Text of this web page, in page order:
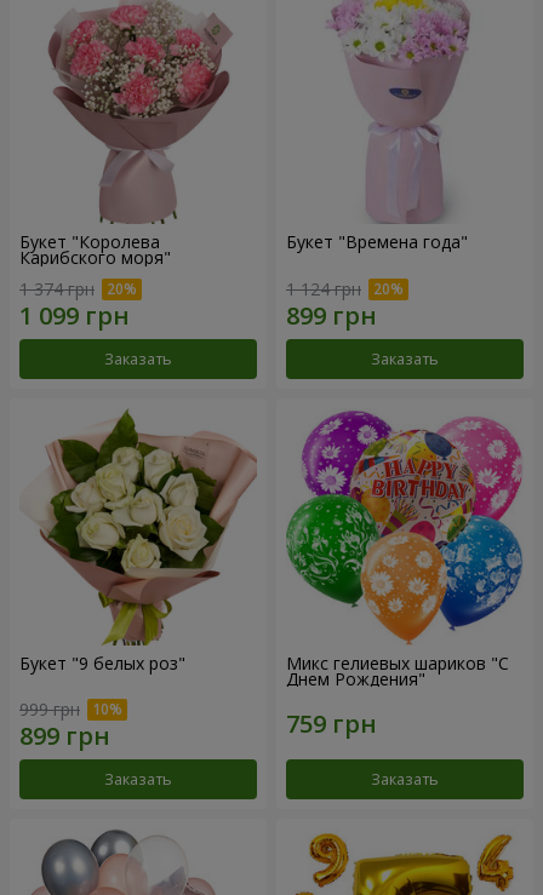
Букет "Королева
Карибского моря"
1 374 грн
Заказать
Букет "Времена года"
1 124 грн
Заказать
Букет "9 белых роз"
999 грн
Заказать
Микс гелиевых шариков "C
Днем Рождения"
Заказать